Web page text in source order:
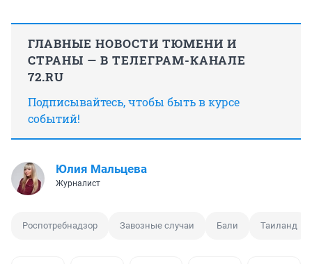
ГЛАВНЫЕ НОВОСТИ ТЮМЕНИ И
СТРАНЫ — В ТЕЛЕГРАМ-КАНАЛЕ
72.RU
Подписывайтесь, чтобы быть в курсе
событий!
Юлия Мальцева
Журналист
Роспотребнадзор Завозные случаи Бали Таиланд